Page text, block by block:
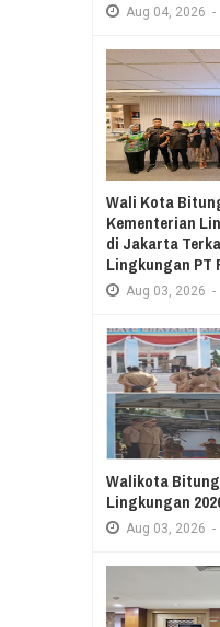
Aug 04, 2026 -
Wali Kota
Kementerian
di Jakarta
Lingkungan PT
Aug 03, 2026 -
Walikota
Lingkungan
Aug 03, 2026 -